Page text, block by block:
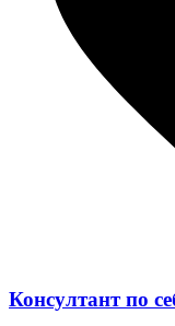
Консултант по